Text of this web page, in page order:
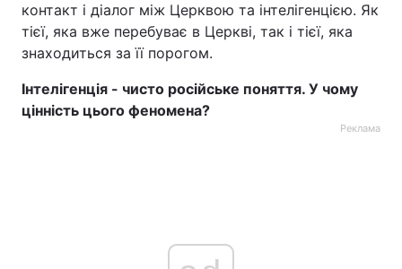
контакт і діалог між Церквою та інтелігенцією. Як
тієї, яка вже перебуває в Церкві, так і тієї, яка
знаходиться за її порогом.
Інтелігенція - чисто російське поняття. У чому
цінність цього феномена?
Реклама